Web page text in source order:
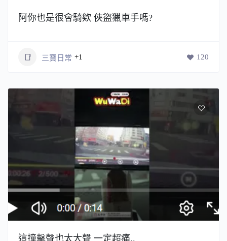
阿你也是很會騎欸 俠盜獵車手嗎?
三寶日常 +1 120
這撞擊聲也太大聲 一定超痛..